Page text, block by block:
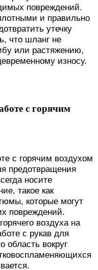
повреждений.
и правильно
утечку
что шланг не
или растяжению,
износу.
с горячим
с горячим воздухом
предотвращения
носите
такое как
которые могут
повреждений.
воздуха на
с рукав для
область вокруг